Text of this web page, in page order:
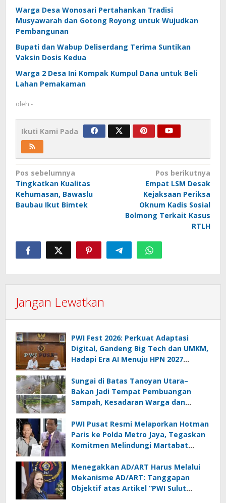
Warga Desa Wonosari Pertahankan Tradisi
Musyawarah dan Gotong Royong untuk Wujudkan
Pembangunan
Bupati dan Wabup Deliserdang Terima Suntikan
Vaksin Dosis Kedua
Warga 2 Desa Ini Kompak Kumpul Dana untuk Beli
Lahan Pemakaman
oleh -
Ikuti Kami Pada
Navigasi
pos
Pos sebelumnya
Tingkatkan Kualitas
Kehumasan, Bawaslu
Baubau Ikut Bimtek
Pos berikutnya
Empat LSM Desak
Kejaksaan Periksa
Oknum Kadis Sosial
Bolmong Terkait Kasus
RTLH
Jangan Lewatkan
PWI Fest 2026: Perkuat Adaptasi
Digital, Gandeng Big Tech dan UMKM,
Hadapi Era AI Menuju HPN 2027
Sungai di Batas Tanoyan Utara–
Bakan Jadi Tempat Pembuangan
Sampah, Kesadaran Warga dan
PWI Pusat Resmi Melaporkan Hotman
Paris ke Polda Metro Jaya, Tegaskan
Komitmen Melindungi Martabat
Menegakkan AD/ART Harus Melalui
Mekanisme AD/ART: Tanggapan
Objektif atas Artikel “PWI Sulut